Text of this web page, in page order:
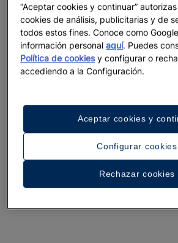
Un paseo por el hotel
“Aceptar cookies y continuar”
cookies de análisis, publicitarias y de
todos estos fines. Conoce como
información personalaquí. Puedes
Política de cookiesy configurar o
accediendo a la Configuración.
Configurar cookies
Rechazar cookies
Aceptar cookies y